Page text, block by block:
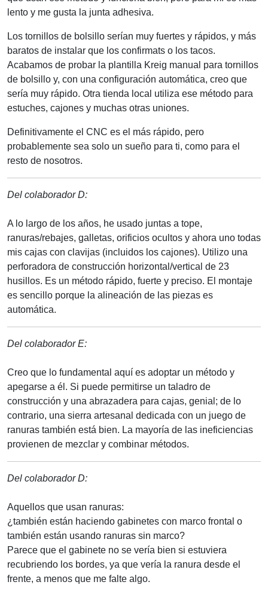
lento y me gusta la junta adhesiva.
Los tornillos de bolsillo serían muy fuertes y rápidos, y más
baratos de instalar que los confirmats o los tacos.
Acabamos de probar la plantilla Kreig manual para tornillos
de bolsillo y, con una configuración automática, creo que
sería muy rápido. Otra tienda local utiliza ese método para
estuches, cajones y muchas otras uniones.
Definitivamente el CNC es el más rápido, pero
probablemente sea solo un sueño para ti, como para el
resto de nosotros.
Del colaborador D:
A lo largo de los años, he usado juntas a tope,
ranuras/rebajes, galletas, orificios ocultos y ahora uno todas
mis cajas con clavijas (incluidos los cajones). Utilizo una
perforadora de construcción horizontal/vertical de 23
husillos. Es un método rápido, fuerte y preciso. El montaje
es sencillo porque la alineación de las piezas es
automática.
Del colaborador E:
Creo que lo fundamental aquí es adoptar un método y
apegarse a él. Si puede permitirse un taladro de
construcción y una abrazadera para cajas, genial; de lo
contrario, una sierra artesanal dedicada con un juego de
ranuras también está bien. La mayoría de las ineficiencias
provienen de mezclar y combinar métodos.
Del colaborador D:
Aquellos que usan ranuras:
¿también están haciendo gabinetes con marco frontal o
también están usando ranuras sin marco?
Parece que el gabinete no se vería bien si estuviera
recubriendo los bordes, ya que vería la ranura desde el
frente, a menos que me falte algo.